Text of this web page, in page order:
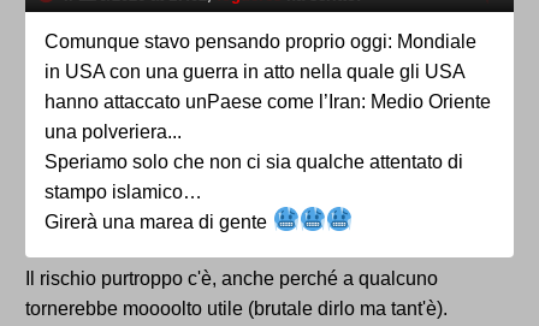
Comunque stavo pensando proprio oggi: Mondiale
in USA con una guerra in atto nella quale gli USA
hanno attaccato unPaese come l’Iran: Medio Oriente
una polveriera...
Speriamo solo che non ci sia qualche attentato di
stampo islamico…
Girerà una marea di gente
Il rischio purtroppo c'è, anche perché a qualcuno
tornerebbe moooolto utile (brutale dirlo ma tant'è).